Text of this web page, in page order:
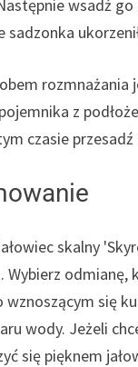
wsadź
sadzonka
rozmnażania
z
czasie
skalny
Wybierz
wznoszącym się
wody. Jeżeli
się pięknem